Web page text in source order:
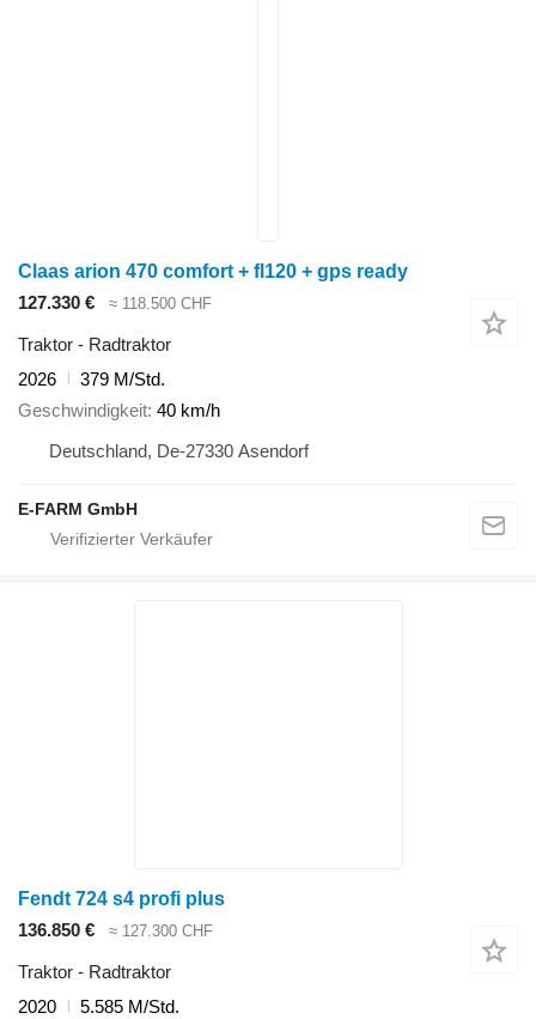
Claas arion 470 comfort + fl120 + gps ready
127.330 €
≈ 118.500 CHF
Traktor - Radtraktor
2026
379 M/Std.
Geschwindigkeit 40 km/h
Deutschland, De-27330 Asendorf
E-FARM GmbH
Fendt 724 s4 profi plus
136.850 €
≈ 127.300 CHF
Traktor - Radtraktor
2020
5.585 M/Std.